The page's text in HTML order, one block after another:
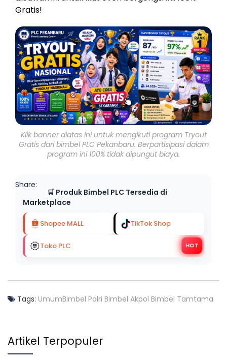
Gratis!
Klik banner diatas ini untuk mengikuti program Tryout
Gratis dari bimbel PLC Pekanbaru. Berpartisipasi dalam
program ini 100% tidak dipungut biaya.
Share:
🛒 Produk Bimbel PLC Tersedia di
Marketplace
Shopee MALL TikTok Shop
HOT
Toko PLC
Tags: UmumBimbel Polri Bimbel Akpol Bimbel Tamtama
Artikel Terpopuler